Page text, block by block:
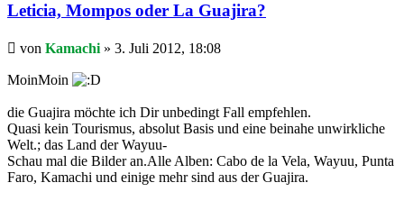
Leticia, Mompos oder La Guajira?
Beitrag
von Kamachi » 3. Juli 2012, 18:08
MoinMoin
die Guajira möchte ich Dir unbedingt Fall empfehlen.
Quasi kein Tourismus, absolut Basis und eine beinahe unwirkliche
Welt.; das Land der Wayuu-
Schau mal die Bilder an.Alle Alben: Cabo de la Vela, Wayuu, Punta
Faro, Kamachi und einige mehr sind aus der Guajira.